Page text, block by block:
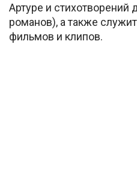
Артуре и
романов), а также
фильмов и клипов.